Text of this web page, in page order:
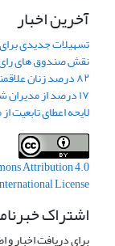
آخرین اخبار
تسهیلات جدیدی
نقش صندوق های
۸۲ درصد زنان علاقمند به کسب و کارهای خانگی
۱۷ درصد از مدیران شهرداری تهران زنان هستند
لایحه اعطای تابعیت
Attribution 4.0
License
اشتراک
برای دریافت اخبار